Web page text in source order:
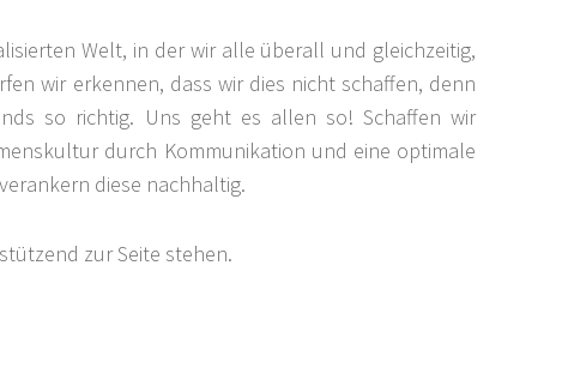
Welt, in der wir alle überall und gleichzeitig,
wir erkennen, dass wir dies nicht schaffen, denn
so richtig. Uns geht es allen so! Schaffen wir
durch Kommunikation und eine optimale
diese nachhaltig.
zur Seite stehen.